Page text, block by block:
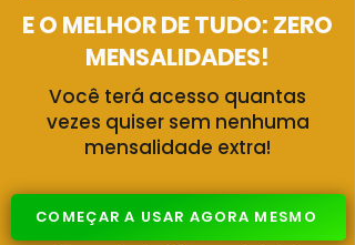
E O MELHOR DE TUDO: ZERO
MENSALIDADES!
Você terá acesso quantas
vezes quiser sem nenhuma
mensalidade extra!
COMEÇAR A USAR AGORA MESMO